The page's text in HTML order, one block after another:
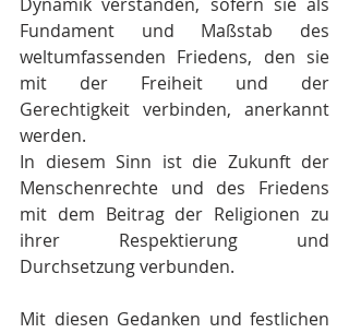
Fundament und Maßstab des
weltumfassenden Friedens, den sie
mit der Freiheit und der
Gerechtigkeit verbinden, anerkannt
werden.
In diesem Sinn ist die Zukunft der
Menschenrechte und des Friedens
mit dem Beitrag der Religionen zu
ihrer Respektierung und
Durchsetzung verbunden.
Mit diesen Gedanken und festlichen